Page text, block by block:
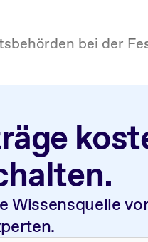
bei der
Wissensquelle